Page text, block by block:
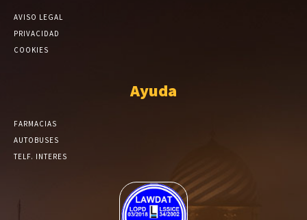
AVISO LEGAL
PRIVACIDAD
COOKIES
Ayuda
FARMACIAS
AUTOBUSES
TELF. INTERES